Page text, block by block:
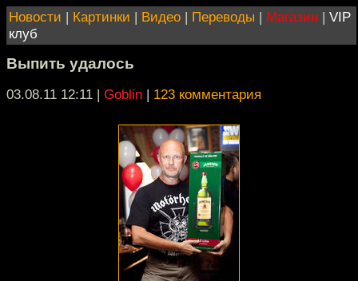
Новости | Картинки | Видео | Переводы | Магазин | VIP
клуб
Выпить удалось
03.08.11 12:11 | Goblin | 123 комментария